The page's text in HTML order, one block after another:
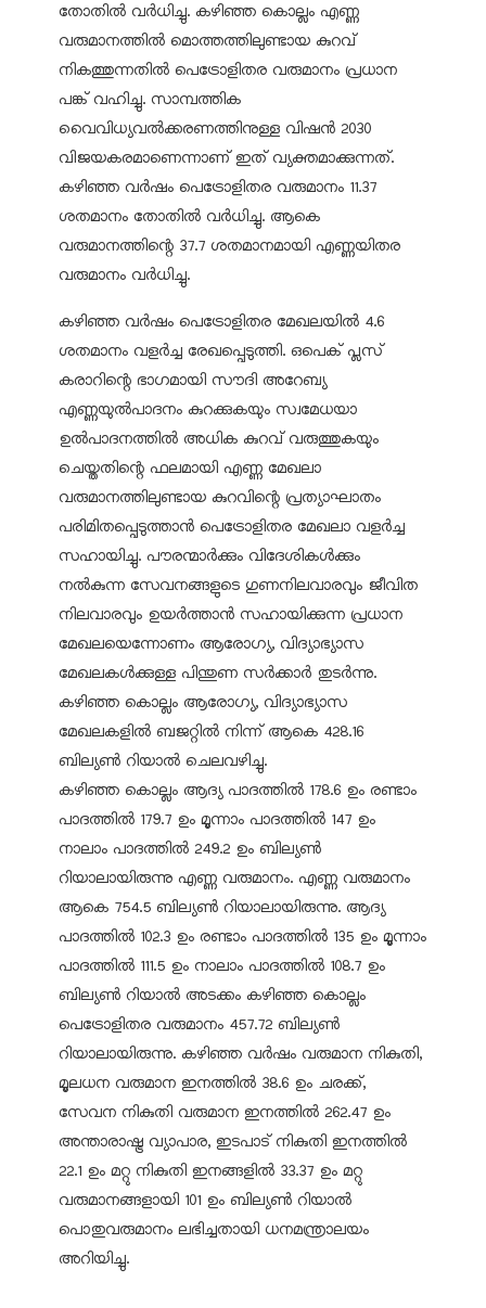
തോതിൽ വർധിച്ചു. കഴിഞ്ഞ കൊല്ലം എണ്ണ
വരുമാനത്തിൽ മൊത്തത്തിലുണ്ടായ കുറവ്
നികത്തുന്നതിൽ പെട്രോളിതര വരുമാനം പ്രധാന
പങ്ക് വഹിച്ചു. സാമ്പത്തിക
വൈവിധ്യവൽക്കരണത്തിനുള്ള വിഷൻ 2030
വിജയകരമാണെന്നാണ് ഇത് വ്യക്തമാക്കുന്നത്.
കഴിഞ്ഞ വർഷം പെട്രോളിതര വരുമാനം 11.37
ശതമാനം തോതിൽ വർധിച്ചു. ആകെ
വരുമാനത്തിന്റെ 37.7 ശതമാനമായി എണ്ണയിതര
വരുമാനം വർധിച്ചു.
കഴിഞ്ഞ വർഷം പെട്രോളിതര മേഖലയിൽ 4.6
ശതമാനം വളർച്ച രേഖപ്പെടുത്തി. ഒപെക് പ്ലസ്
കരാറിന്റെ ഭാഗമായി സൗദി അറേബ്യ
എണ്ണയുൽപാദനം കുറക്കുകയും സ്വമേധയാ
ഉൽപാദനത്തിൽ അധിക കുറവ് വരുത്തുകയും
ചെയ്തതിന്റെ ഫലമായി എണ്ണ മേഖലാ
വരുമാനത്തിലുണ്ടായ കുറവിന്റെ പ്രത്യാഘാതം
പരിമിതപ്പെടുത്താൻ പെട്രോളിതര മേഖലാ വളർച്ച
സഹായിച്ചു. പൗരന്മാർക്കും വിദേശികൾക്കും
നൽകുന്ന സേവനങ്ങളുടെ ഗുണനിലവാരവും ജീവിത
നിലവാരവും ഉയർത്താൻ സഹായിക്കുന്ന പ്രധാന
മേഖലയെന്നോണം ആരോഗ്യ, വിദ്യാഭ്യാസ
മേഖലകൾക്കുള്ള പിന്തുണ സർക്കാർ തുടർന്നു.
കഴിഞ്ഞ കൊല്ലം ആരോഗ്യ, വിദ്യാഭ്യാസ
മേഖലകളിൽ ബജറ്റിൽ നിന്ന് ആകെ 428.16
ബില്യൺ റിയാൽ ചെലവഴിച്ചു.
കഴിഞ്ഞ കൊല്ലം ആദ്യ പാദത്തിൽ 178.6 ഉം രണ്ടാം
പാദത്തിൽ 179.7 ഉം മൂന്നാം പാദത്തിൽ 147 ഉം
നാലാം പാദത്തിൽ 249.2 ഉം ബില്യൺ
റിയാലായിരുന്നു എണ്ണ വരുമാനം. എണ്ണ വരുമാനം
ആകെ 754.5 ബില്യൺ റിയാലായിരുന്നു. ആദ്യ
പാദത്തിൽ 102.3 ഉം രണ്ടാം പാദത്തിൽ 135 ഉം മൂന്നാം
പാദത്തിൽ 111.5 ഉം നാലാം പാദത്തിൽ 108.7 ഉം
ബില്യൺ റിയാൽ അടക്കം കഴിഞ്ഞ കൊല്ലം
പെട്രോളിതര വരുമാനം 457.72 ബില്യൺ
റിയാലായിരുന്നു. കഴിഞ്ഞ വർഷം വരുമാന നികുതി,
മൂലധന വരുമാന ഇനത്തിൽ 38.6 ഉം ചരക്ക്,
സേവന നികുതി വരുമാന ഇനത്തിൽ 262.47 ഉം
അന്താരാഷ്ട്ര വ്യാപാര, ഇടപാട് നികുതി ഇനത്തിൽ
22.1 ഉം മറ്റു നികുതി ഇനങ്ങളിൽ 33.37 ഉം മറ്റു
വരുമാനങ്ങളായി 101 ഉം ബില്യൺ റിയാൽ
പൊതുവരുമാനം ലഭിച്ചതായി ധനമന്ത്രാലയം
അറിയിച്ചു.